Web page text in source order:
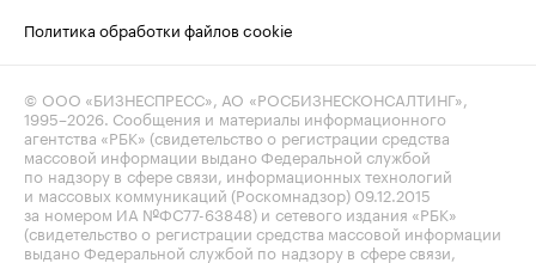
Политика обработки файлов cookie
© ООО «БИЗНЕСПРЕСС», АО «РОСБИЗНЕСКОНСАЛТИНГ»,
1995–2026. Сообщения и материалы информационного
агентства «РБК» (свидетельство о регистрации средства
массовой информации выдано Федеральной службой
по надзору в сфере связи, информационных технологий
и массовых коммуникаций (Роскомнадзор) 09.12.2015
за номером ИА №ФС77-63848) и сетевого издания «РБК»
(свидетельство о регистрации средства массовой информации
выдано Федеральной службой по надзору в сфере связи,